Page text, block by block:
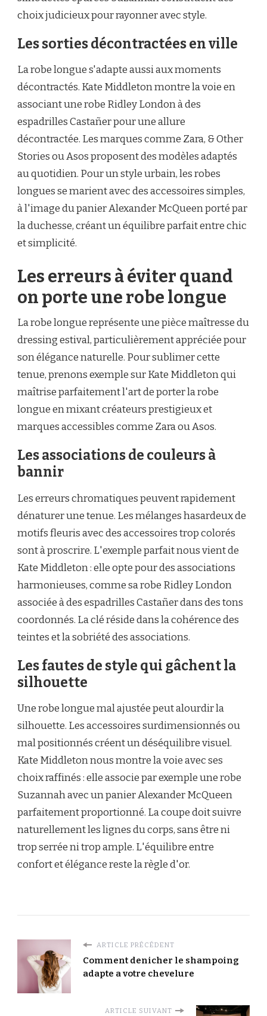
choix judicieux pour rayonner avec style.
Les sorties décontractées en ville
La robe longue s'adapte aussi aux moments
décontractés. Kate Middleton montre la voie en
associant une robe Ridley London à des
espadrilles Castañer pour une allure
décontractée. Les marques comme Zara, & Other
Stories ou Asos proposent des modèles adaptés
au quotidien. Pour un style urbain, les robes
longues se marient avec des accessoires simples,
à l'image du panier Alexander McQueen porté par
la duchesse, créant un équilibre parfait entre chic
et simplicité.
Les erreurs à éviter quand
on porte une robe longue
La robe longue représente une pièce maîtresse du
dressing estival, particulièrement appréciée pour
son élégance naturelle. Pour sublimer cette
tenue, prenons exemple sur Kate Middleton qui
maîtrise parfaitement l'art de porter la robe
longue en mixant créateurs prestigieux et
marques accessibles comme Zara ou Asos.
Les associations de couleurs à
bannir
Les erreurs chromatiques peuvent rapidement
dénaturer une tenue. Les mélanges hasardeux de
motifs fleuris avec des accessoires trop colorés
sont à proscrire. L'exemple parfait nous vient de
Kate Middleton : elle opte pour des associations
harmonieuses, comme sa robe Ridley London
associée à des espadrilles Castañer dans des tons
coordonnés. La clé réside dans la cohérence des
teintes et la sobriété des associations.
Les fautes de style qui gâchent la
silhouette
Une robe longue mal ajustée peut alourdir la
silhouette. Les accessoires surdimensionnés ou
mal positionnés créent un déséquilibre visuel.
Kate Middleton nous montre la voie avec ses
choix raffinés : elle associe par exemple une robe
Suzannah avec un panier Alexander McQueen
parfaitement proportionné. La coupe doit suivre
naturellement les lignes du corps, sans être ni
trop serrée ni trop ample. L'équilibre entre
confort et élégance reste la règle d'or.
ARTICLE PRÉCÉDENT
Comment denicher le shampoing
adapte a votre chevelure
ARTICLE SUIVANT